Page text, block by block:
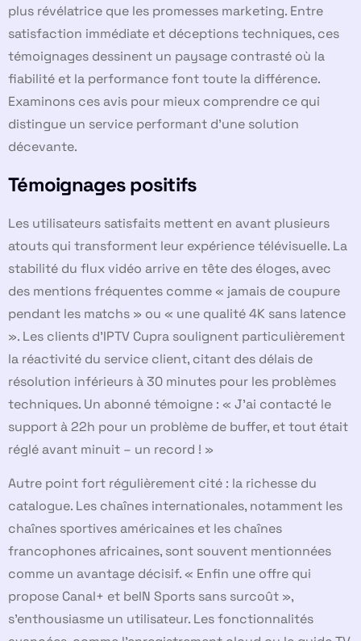
plus révélatrice que les promesses marketing. Entre
satisfaction immédiate et déceptions techniques, ces
témoignages dessinent un paysage contrasté où la
fiabilité et la performance font toute la différence.
Examinons ces avis pour mieux comprendre ce qui
distingue un service performant d’une solution
décevante.
Témoignages positifs
Les utilisateurs satisfaits mettent en avant plusieurs
atouts qui transforment leur expérience télévisuelle. La
stabilité du flux vidéo arrive en tête des éloges, avec
des mentions fréquentes comme « jamais de coupure
pendant les matchs » ou « une qualité 4K sans latence
». Les clients d’IPTV Cupra soulignent particulièrement
la réactivité du service client, citant des délais de
résolution inférieurs à 30 minutes pour les problèmes
techniques. Un abonné témoigne : « J’ai contacté le
support à 22h pour un problème de buffer, et tout était
réglé avant minuit – un record ! »
Autre point fort régulièrement cité : la richesse du
catalogue. Les chaînes internationales, notamment les
chaînes sportives américaines et les chaînes
francophones africaines, sont souvent mentionnées
comme un avantage décisif. « Enfin une offre qui
propose Canal+ et beIN Sports sans surcoût »,
s’enthousiasme un utilisateur. Les fonctionnalités